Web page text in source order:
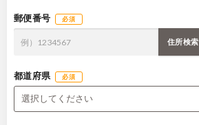
郵便番号 必須
住所検索
都道府県 必須